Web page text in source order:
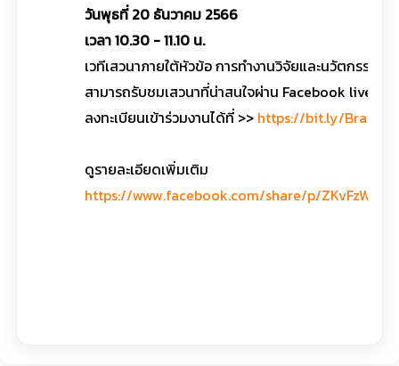
วันพุธที่ 20 ธันวาคม 2566
เวลา 10.30 - 11.10 น.
เวทีเสวนาภายใต้หัวข้อ การทำงานวิจัยและนวัตกรรมให้
สามารถรับชมเสวนาที่น่าสนใจผ่าน Facebook live
ลงทะเบียนเข้าร่วมงานได้ที่ >> https://bit.ly/
ดูรายละเอียดเพิ่มเติม
https://www.facebook.com/share/p/